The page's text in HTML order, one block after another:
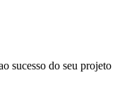
sucesso do seu projeto